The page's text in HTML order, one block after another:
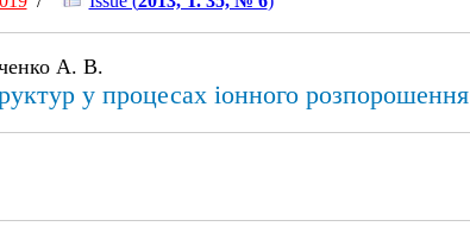
А. В.
у процесах іонного розпорошення